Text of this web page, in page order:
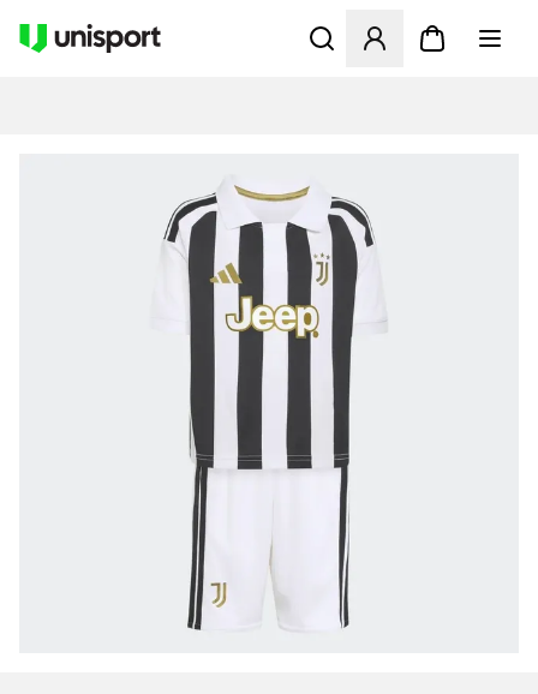
Åbner en Modal til at